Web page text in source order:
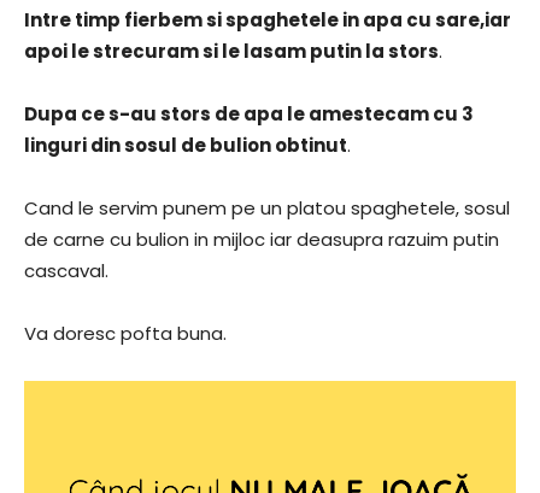
Intre timp fierbem si spaghetele in apa cu sare,iar
apoi le strecuram si le lasam putin la stors.
Dupa ce s-au stors de apa le amestecam cu 3
linguri din sosul de bulion obtinut.
Cand le servim punem pe un platou spaghetele, sosul
de carne cu bulion in mijloc iar deasupra razuim putin
cascaval.
Va doresc pofta buna.